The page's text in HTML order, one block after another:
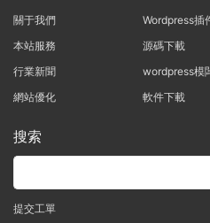
關于我們
本站服務
行業新聞
網站優化
Wordpress插
源碼下載
wordpress模
軟件下載
搜索
提交工單